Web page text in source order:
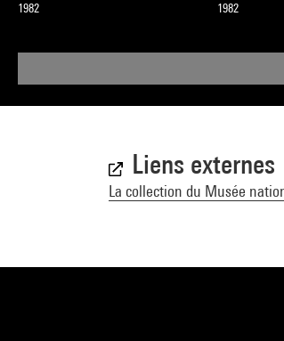
1982
1982
Liens externes
La collection du Musée